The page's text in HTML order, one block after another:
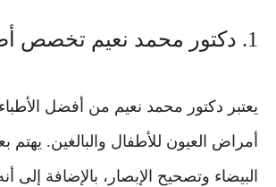
1. دكتور محمد نعيم تخصص أطفال
يعتبر دكتور محمد نعيم من أفضل
أمراض العيون للأطفال والبالغين. يهتم
البيضاء وتصحيح الإبصار، بالإضافة